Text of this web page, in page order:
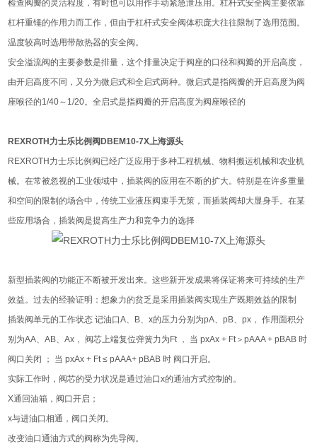
检查阀瓣的灵活程度，有时也可以用作手动紧急泄压用。杠杆式安全阀主要依靠
杠杆重锤的作用力而工作，但由于杠杆式安全阀体积庞大往往限制了选用范围。
温度较高时选用带散热器的安全阀。
安全溢流阀的主要参数是排量，这个排量决定于阀座的口径和阀瓣的开启高度，
由开启高度不同，又分为微启式和全启式两种。微启式是指阀瓣的开启高度为阀
座喉径的1/40～1/20。全启式是指阀瓣的开启高度为阀座喉径的
REXROTH力士乐比例阀DBEM10-7X上海源头
REXROTH力士乐比例阀已经广泛应用于多种工程机械、物料搬运机械和农业机
械。在常被忽视的工业领域中，插装阀的应用在不断的扩大。特别是在许多重量
和空间的限制的场合中，传统工业液压阀束手无策，而插装阀却大显身手。在某
些应用场合，插装阀是提高生产力和竞争力的选择
新型插装阀的功能正不断被开发出来。这些新开发成果将保证将来可持续的生产
效益。过去的经验证明：想象力的贫乏是采用插装阀实现生产既期效益的限制
插装阀单元的工作状态 记油口A、B、x的压力分别为pA、pB、px， 作用面积分
别为AA、AB、Ax， 阀芯上端复位弹簧力为Ft ， 当 pxAx + Ft＞pAAA + pBAB 时
阀口关闭 ； 当 pxAx + Ft ≤ pAAA+ pBAB 时 阀口开启。
实际工作时，阀芯的受力状况是通过油口x的通油方式控制的。
X通回油箱，阀口开启；
x与进油口相通，阀口关闭。
改变油口通油方式的阀称为先导阀。